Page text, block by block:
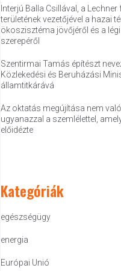
Interjú Balla Csillával, a
területének vezetőjével a hazai
ökoszisztéma jövőjéről és a
szerepéről
Szentirmai Tamás építészt
Közlekedési és Beruházási
államtitkárává
Az oktatás megújítása nem
ugyanazzal a szemlélettel,
előidézte
Kategóriák
egészségügy
energia
Európai Unió